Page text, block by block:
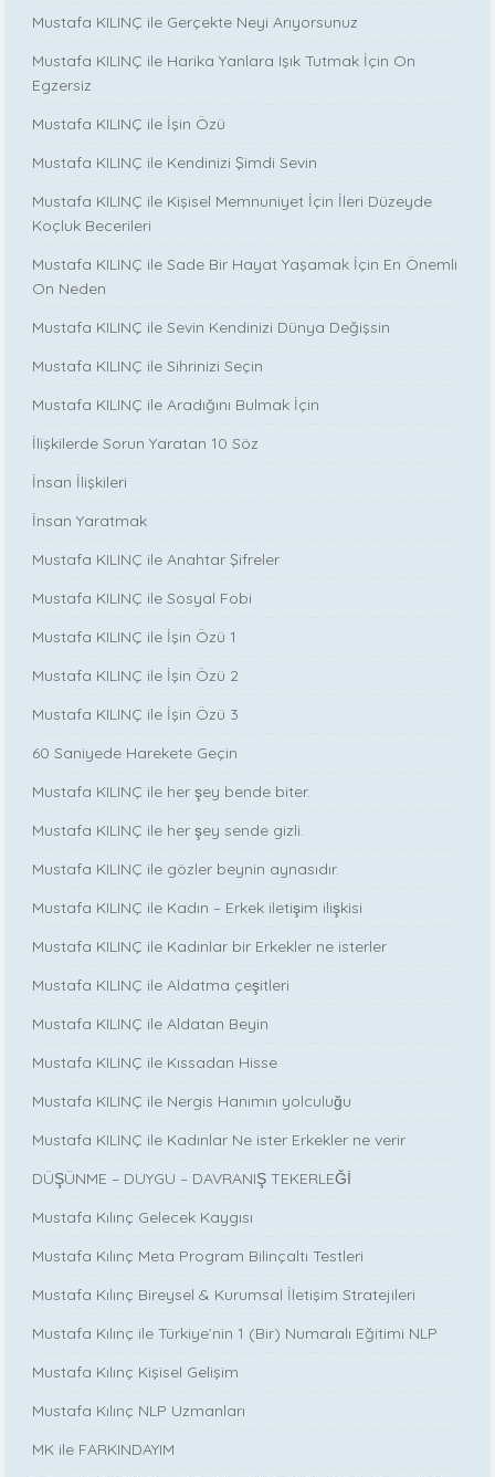
Mustafa KILINÇ ile Gerçekte Neyi Arıyorsunuz
Mustafa KILINÇ ile Harika Yanlara Işık Tutmak İçin On
Egzersiz
Mustafa KILINÇ ile İşin Özü
Mustafa KILINÇ ile Kendinizi Şimdi Sevin
Mustafa KILINÇ ile Kişisel Memnuniyet İçin İleri Düzeyde
Koçluk Becerileri
Mustafa KILINÇ ile Sade Bir Hayat Yaşamak İçin En Önemli
On Neden
Mustafa KILINÇ ile Sevin Kendinizi Dünya Değişsin
Mustafa KILINÇ ile Sihrinizi Seçin
Mustafa KILINÇ ile Aradığını Bulmak İçin
İlişkilerde Sorun Yaratan 10 Söz
İnsan İlişkileri
İnsan Yaratmak
Mustafa KILINÇ ile Anahtar Şifreler
Mustafa KILINÇ ile Sosyal Fobi
Mustafa KILINÇ ile İşin Özü 1
Mustafa KILINÇ ile İşin Özü 2
Mustafa KILINÇ ile İşin Özü 3
60 Saniyede Harekete Geçin
Mustafa KILINÇ ile her şey bende biter.
Mustafa KILINÇ ile her şey sende gizli.
Mustafa KILINÇ ile gözler beynin aynasıdır.
Mustafa KILINÇ ile Kadın – Erkek iletişim ilişkisi
Mustafa KILINÇ ile Kadınlar bir Erkekler ne isterler
Mustafa KILINÇ ile Aldatma çeşitleri
Mustafa KILINÇ ile Aldatan Beyin
Mustafa KILINÇ ile Kıssadan Hisse
Mustafa KILINÇ ile Nergis Hanımın yolculuğu
Mustafa KILINÇ ile Kadınlar Ne ister Erkekler ne verir
DÜŞÜNME – DUYGU – DAVRANIŞ TEKERLEĞİ
Mustafa Kılınç Gelecek Kaygısı
Mustafa Kılınç Meta Program Bilinçaltı Testleri
Mustafa Kılınç Bireysel & Kurumsal İletişim Stratejileri
Mustafa Kılınç ile Türkiye’nin 1 (Bir) Numaralı Eğitimi NLP
Mustafa Kılınç Kişisel Gelişim
Mustafa Kılınç NLP Uzmanları
MK ile FARKINDAYIM